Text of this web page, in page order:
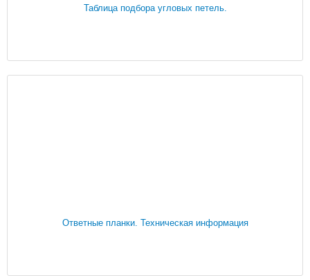
Таблица подбора угловых петель.
Ответные планки. Техническая информация